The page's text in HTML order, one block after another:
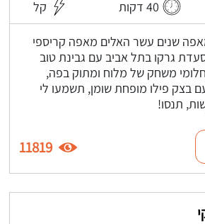
40 דקות קל
/ מאפה שנים עשר האלים מאפה קריספי
גרקו בתל אביב עם גבינת טוב
משחק של מלוח ומתוק בפה,
בצק פילו מופחת שומן, תשמעו לי
תנסו!
11819